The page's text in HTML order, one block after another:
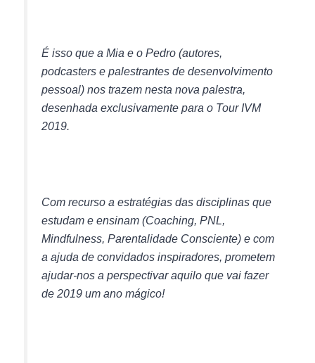
É isso que a Mia e o Pedro (autores,
podcasters e palestrantes de desenvolvimento
pessoal) nos trazem nesta nova palestra,
desenhada exclusivamente para o Tour IVM
2019.
Com recurso a estratégias das disciplinas que
estudam e ensinam (Coaching, PNL,
Mindfulness, Parentalidade Consciente) e com
a ajuda de convidados inspiradores, prometem
ajudar-nos a perspectivar aquilo que vai fazer
de 2019 um ano mágico!